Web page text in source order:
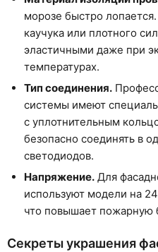
морозе быстро
каучука или плотного
эластичными даже при
температурах.
Тип соединения.
системы имеют
с уплотнительным
безопасно соединять в
светодиодов.
Напряжение. Для
используют модели на
что повышает пожарную
Секреты украшения